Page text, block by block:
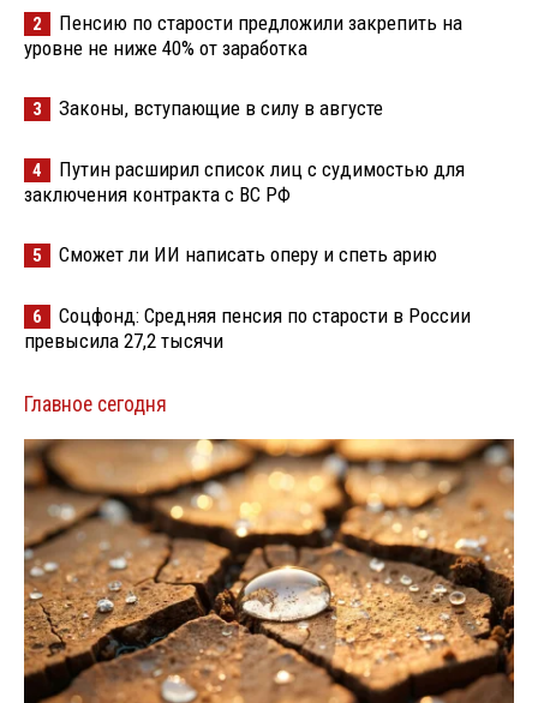
2
Пенсию по старости предложили закрепить на
уровне не ниже 40% от заработка
3 Законы, вступающие в силу в августе
4
Путин расширил список лиц с судимостью для
заключения контракта с ВС РФ
5 Сможет ли ИИ написать оперу и спеть арию
6
Соцфонд: Средняя пенсия по старости в России
превысила 27,2 тысячи
Главное сегодня